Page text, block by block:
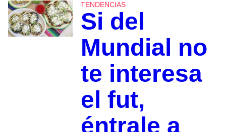
TENDENCIAS
Si del
Mundial no
te interesa
el fut,
éntrale a